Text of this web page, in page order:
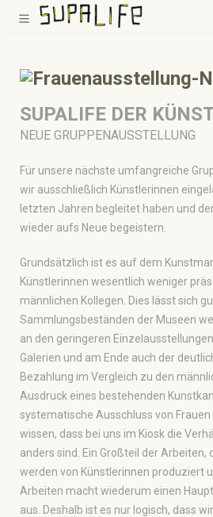
Zum Hauptinhalt springen
SUPALIFE DER
NEUE GRUPPENAUSSTELLUNG
Für unsere nächste umfangreiche
wir ausschließlich Künstlerinnen
letzten Jahren begleitet haben und
wieder aufs Neue begeistern.
Grundsätzlich ist es auf dem
Künstlerinnen wesentlich weniger
männlichen Kollegen. Dies lässt sich
Sammlungsbeständen der Museen
an den geringeren
Galerien und am Ende auch der
Bezahlung im Vergleich zu den
Ausdruck eines bestehenden
systematische Ausschluss von
wissen, dass bei uns im Kiosk die
anders sind. Ein Großteil der Arbeiten,
werden von Künstlerinnen produziert
Arbeiten macht wiederum einen
aus. Deshalb ist es nur logisch, dass